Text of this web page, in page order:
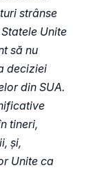
strânse
Unite
să nu
deciziei
din SUA.
tineri,
și,
Unite ca